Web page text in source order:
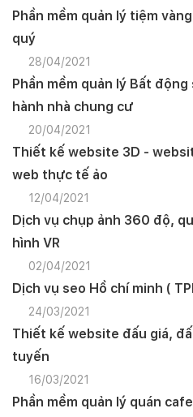
Phần mềm quản lý tiệm
quý
28/04/2021
Phần mềm quản lý Bất động
hành nhà chung cư
20/04/2021
Thiết kế website 3D -
web thực tế ảo
12/04/2021
Dịch vụ chụp ảnh 360 độ,
hình VR
02/04/2021
Dịch vụ seo Hồ chí minh (
24/03/2021
Thiết kế website đấu giá,
tuyến
16/03/2021
Phần mềm quản lý quán